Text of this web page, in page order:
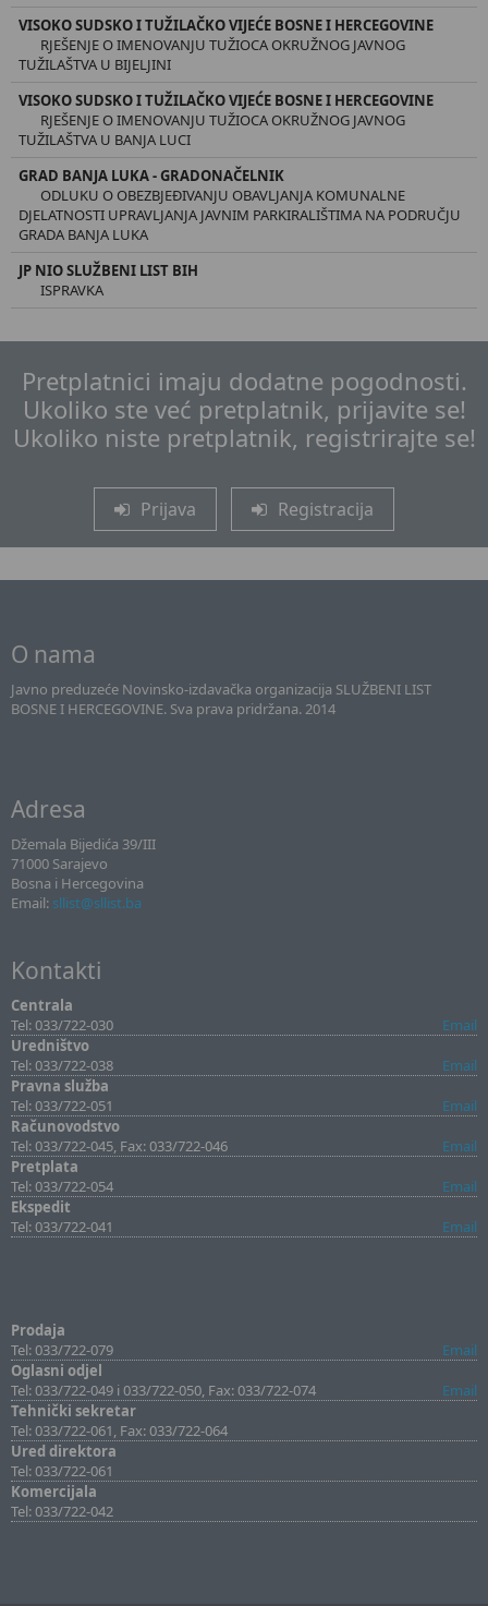
VISOKO SUDSKO I TUŽILAČKO VIJEĆE BOSNE I HERCEGOVINE
RJEŠENJE O IMENOVANJU TUŽIOCA OKRUŽNOG JAVNOG
TUŽILAŠTVA U BIJELJINI
VISOKO SUDSKO I TUŽILAČKO VIJEĆE BOSNE I HERCEGOVINE
RJEŠENJE O IMENOVANJU TUŽIOCA OKRUŽNOG JAVNOG
TUŽILAŠTVA U BANJA LUCI
GRAD BANJA LUKA - GRADONAČELNIK
ODLUKU O OBEZBJEĐIVANJU OBAVLJANJA KOMUNALNE
DJELATNOSTI UPRAVLJANJA JAVNIM PARKIRALIŠTIMA NA PODRUČJU
GRADA BANJA LUKA
JP NIO SLUŽBENI LIST BIH
ISPRAVKA
Pretplatnici imaju dodatne pogodnosti.
Ukoliko ste već pretplatnik, prijavite se!
Ukoliko niste pretplatnik, registrirajte se!
Prijava Registracija
O nama
Javno preduzeće Novinsko-izdavačka organizacija SLUŽBENI LIST
BOSNE I HERCEGOVINE. Sva prava pridržana. 2014
Adresa
Džemala Bijedića 39/III
71000 Sarajevo
Bosna i Hercegovina
Email: sllist@sllist.ba
Kontakti
Centrala
Tel: 033/722-030
Email
Uredništvo
Tel: 033/722-038
Email
Pravna služba
Tel: 033/722-051
Email
Računovodstvo
Tel: 033/722-045, Fax: 033/722-046
Email
Pretplata
Tel: 033/722-054
Email
Ekspedit
Tel: 033/722-041
Email
Prodaja
Tel: 033/722-079
Email
Oglasni odjel
Tel: 033/722-049 i 033/722-050, Fax: 033/722-074
Email
Tehnički sekretar
Tel: 033/722-061, Fax: 033/722-064
Ured direktora
Tel: 033/722-061
Komercijala
Tel: 033/722-042